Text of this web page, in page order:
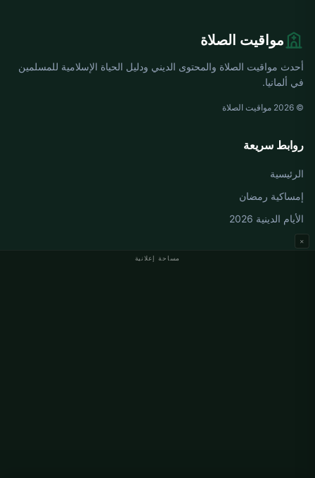
مساحة إعلانية
×
مواقيت الصلاة
أحدث مواقيت الصلاة والمحتوى الديني ودليل الحياة الإسلامية للمسلمين
في ألمانيا.
© 2026 مواقيت الصلاة
روابط سريعة
الرئيسية
إمساكية رمضان
الأيام الدينية 2026